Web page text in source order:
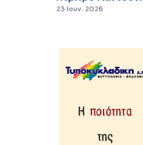
23 Ιουν. 2026